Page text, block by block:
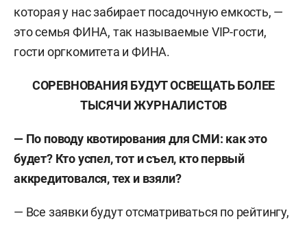
которая у нас забирает посадочную емкость, —
это семья ФИНА, так называемые VIP-гости,
гости оргкомитета и ФИНА.
СОРЕВНОВАНИЯ БУДУТ ОСВЕЩАТЬ БОЛЕЕ
ТЫСЯЧИ ЖУРНАЛИСТОВ
— По поводу квотирования для СМИ: как это
будет? Кто успел, тот и съел, кто первый
аккредитовался, тех и взяли?
— Все заявки будут отсматриваться по рейтингу,